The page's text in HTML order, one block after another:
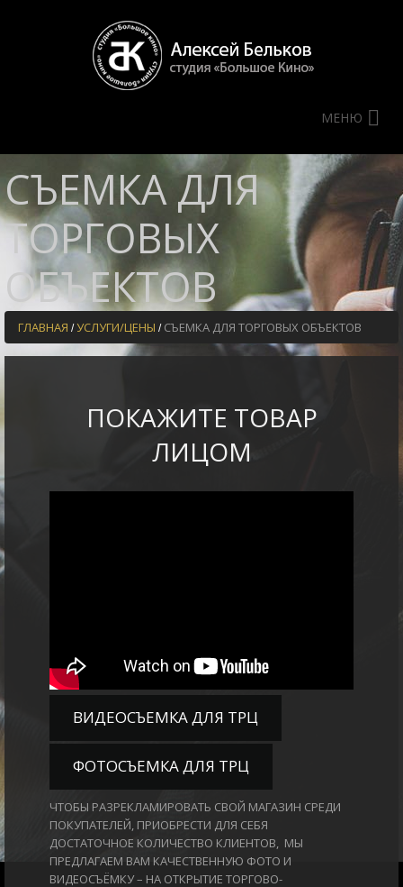
МЕНЮ
СЪЕМКА ДЛЯ
ТОРГОВЫХ
ОБЪЕКТОВ
ГЛАВНАЯ УСЛУГИ/ЦЕНЫ СЪЕМКА ДЛЯ ТОРГОВЫХ ОБЪЕКТОВ
ПОКАЖИТЕ ТОВАР
ЛИЦОМ
ВИДЕОСЪЕМКА ДЛЯ ТРЦ
ФОТОСЪЕМКА ДЛЯ ТРЦ
ЧТОБЫ РАЗРЕКЛАМИРОВАТЬ СВОЙ МАГАЗИН СРЕДИ
ПОКУПАТЕЛЕЙ, ПРИОБРЕСТИ ДЛЯ СЕБЯ
ДОСТАТОЧНОЕ КОЛИЧЕСТВО КЛИЕНТОВ, МЫ
ПРЕДЛАГАЕМ ВАМ КАЧЕСТВЕННУЮ ФОТО И
ВИДЕОСЪЁМКУ – НА ОТКРЫТИЕ ТОРГОВО-